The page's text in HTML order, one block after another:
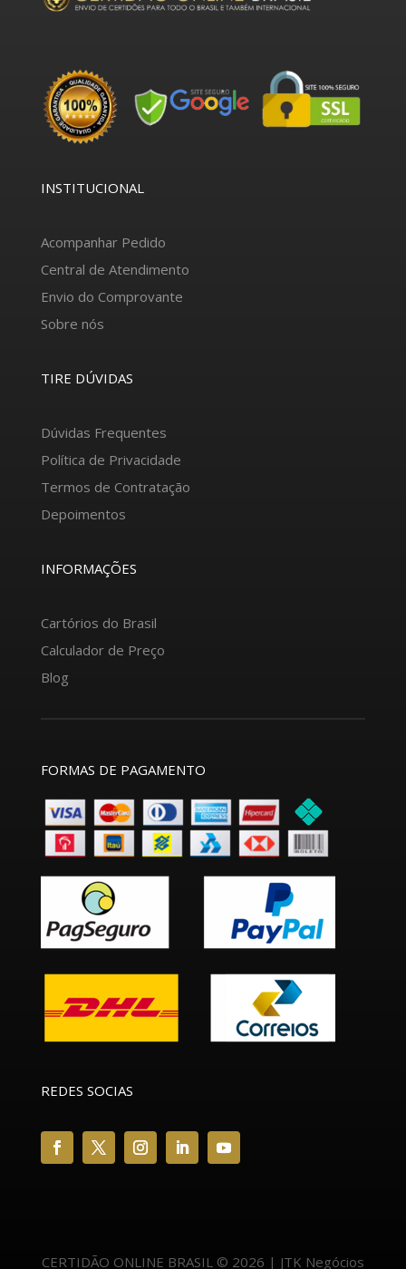
INSTITUCIONAL
Acompanhar Pedido
Central de Atendimento
Envio do Comprovante
Sobre nós
TIRE DÚVIDAS
Dúvidas Frequentes
Política de Privacidade
Termos de Contratação
Depoimentos
INFORMAÇÕES
Cartórios do Brasil
Calculador de Preço
Blog
FORMAS DE PAGAMENTO
REDES SOCIAS
CERTIDÃO ONLINE BRASIL © 2026 | JTK Negócios